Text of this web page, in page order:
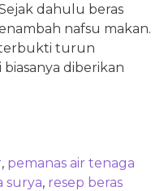
dahulu beras
nafsu makan.
terbukti turun
diberikan
, pemanas air tenaga
surya, resep beras